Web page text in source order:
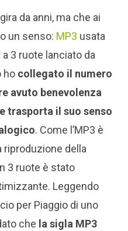
da anni, ma che ai
un senso: MP3 usata
3 ruote lanciato da
ho collegato il numero
avuto benevolenza
trasporta il suo senso
. Come l’MP3 è
riproduzione della
3 ruote è stato
Leggendo
per Piaggio di uno
che la sigla MP3